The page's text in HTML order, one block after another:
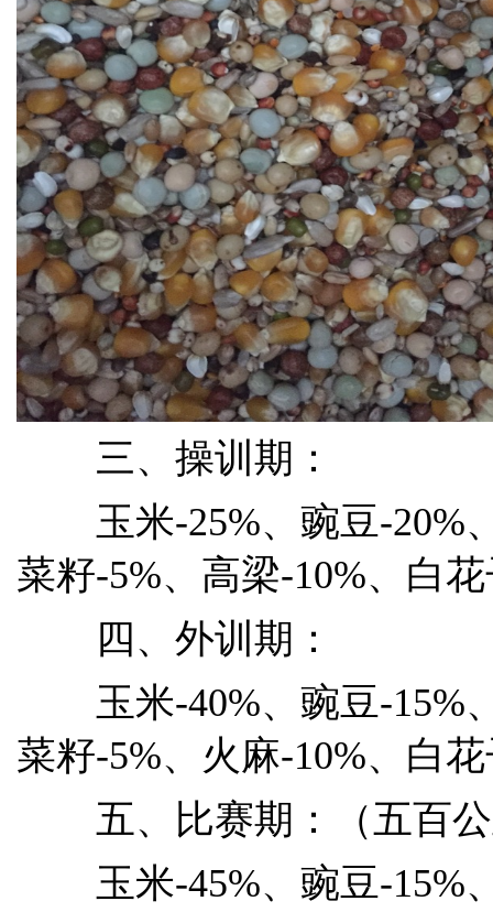
三、操训期：
玉米-25%、豌豆-20%
菜籽-5%、高梁-10%、白
四、外训期：
玉米-40%、豌豆-15%
菜籽-5%、火麻-10%、白
五、比赛期：（五百公
玉米-45%、豌豆-15%